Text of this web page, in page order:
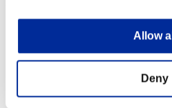
Allow all
Deny
Nvl. de personaje: 40 o menos
Corto alcance
Nvl. de personaje: 30 o menos